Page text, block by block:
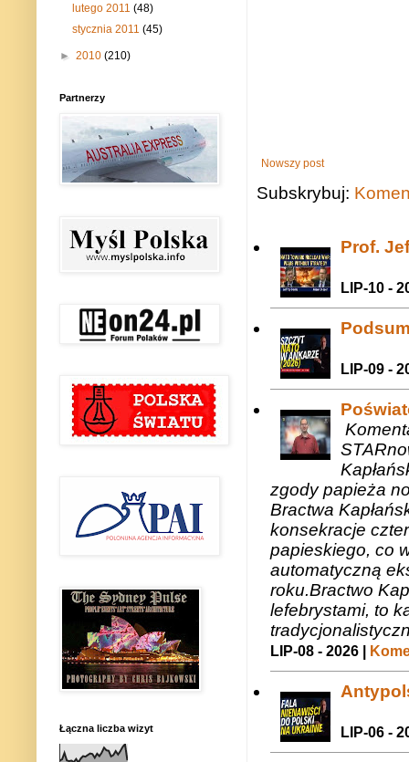
Nowszy post
Subskrybuj:
Prof.
LIP-10 -
LIP-09 -
zgody papieża
Bractwa
konsekracje
papieskiego, co
automatyczną
roku.Bractwo
lefebrystami, to
LIP-08 - 2026 |
LIP-06 -
lutego 2011(48)
stycznia 2011(45)
► 2010 (210)
Partnerzy
Łączna liczba wizyt